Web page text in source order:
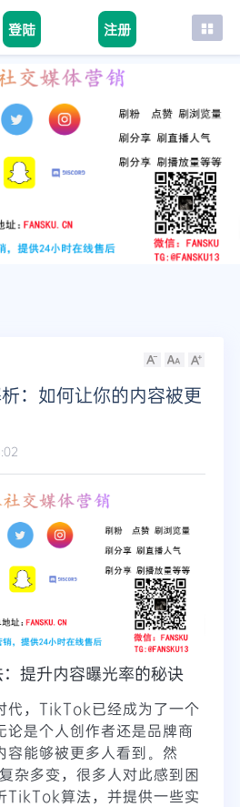
登陆 注册
首页
tiktok
youtube
instagram
：如何让你的内容被更
提升内容曝光率的秘诀
代，TikTok已经成为了一个
论是个人创作者还是品牌商
容能够被更多人看到。然
杂多变，很多人对此感到困
TikTok算法，并提供一些实